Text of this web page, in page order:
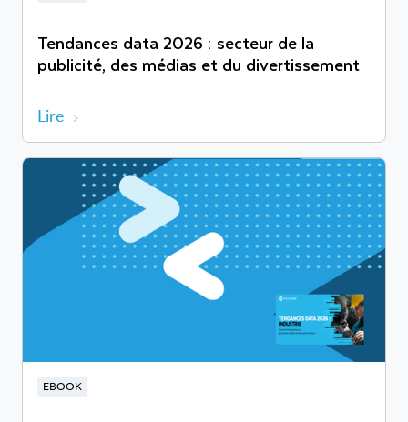
Tendances data 2026 : secteur de la
publicité, des médias et du divertissement
Lire
EBOOK